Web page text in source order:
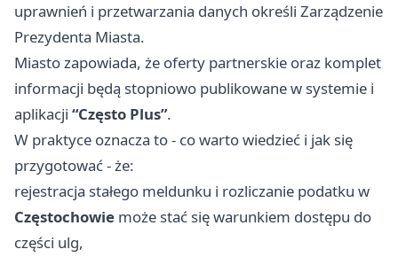
uprawnień i przetwarzania danych określi Zarządzenie
Prezydenta Miasta.
Miasto zapowiada, że oferty partnerskie oraz komplet
informacji będą stopniowo publikowane w systemie i
aplikacji “Często Plus”.
W praktyce oznacza to - co warto wiedzieć i jak się
przygotować - że:
rejestracja stałego meldunku i rozliczanie podatku w
Częstochowie może stać się warunkiem dostępu do
części ulg,